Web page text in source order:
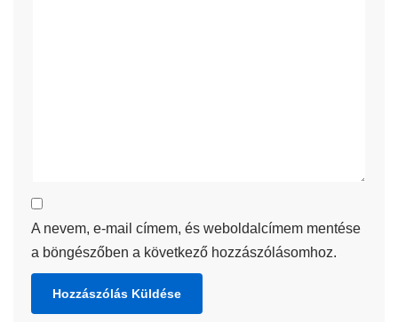
A nevem, e-mail címem, és weboldalcímem mentése
a böngészőben a következő hozzászólásomhoz.